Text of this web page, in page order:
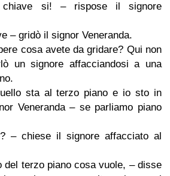
si! – rispose il signore
– gridò il signor Veneranda.
cosa avete da gridare? Qui non
un signore affacciandosi a una
sta al terzo piano e io sto in
Veneranda – se parliamo piano
– chiese il signore affacciato al
del terzo piano cosa vuole, – disse